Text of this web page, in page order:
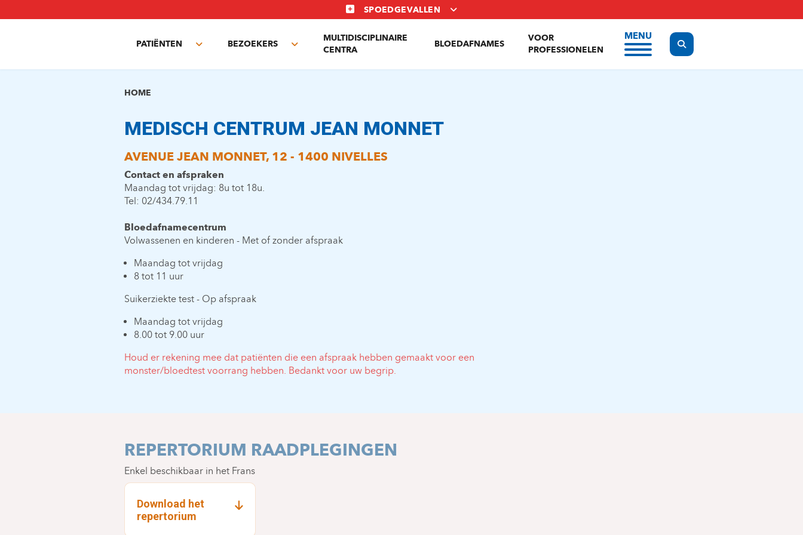
en
gaan
SPOEDGEVALLEN
PATIËNTEN
Toggle
BEZOEKERS
Toggle
MULTIDISCIPLINAIRE
CENTRA
BLOEDAFNAMES
VOOR
PROFESSIONELEN
MENU
Display the search form
HOME
MEDISCH CENTRUM JEAN MONNET
AVENUE JEAN MONNET, 12 - 1400 NIVELLES
Contact en afspraken
Maandag tot vrijdag: 8u tot 18u.
Tel: 02/434.79.11
Bloedafnamecentrum
Volwassenen en kinderen - Met of zonder afspraak
Maandag tot vrijdag
8 tot 11 uur
Suikerziekte test - Op afspraak
Maandag tot vrijdag
8.00 tot 9.00 uur
Houd er rekening mee dat patiënten die een afspraak hebben gemaakt voor een
monster/bloedtest voorrang hebben. Bedankt voor uw begrip.
REPERTORIUM RAADPLEGINGEN
Enkel beschikbaar in het Frans
Download het
repertorium